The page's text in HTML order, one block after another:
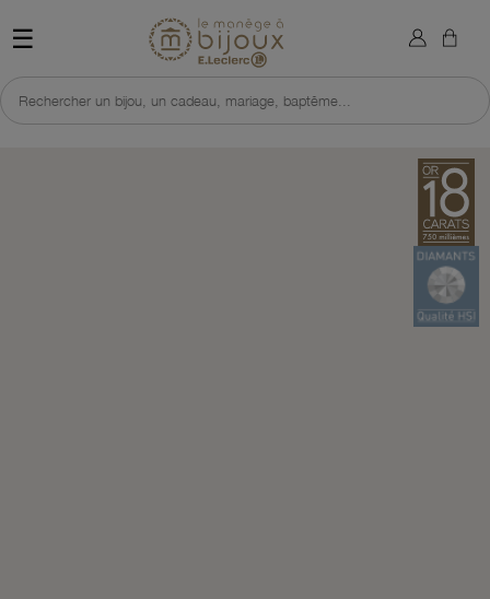
☰ Retour à l'accueil du site
Rechercher un bijou, un cadeau, mariage, baptême...
×